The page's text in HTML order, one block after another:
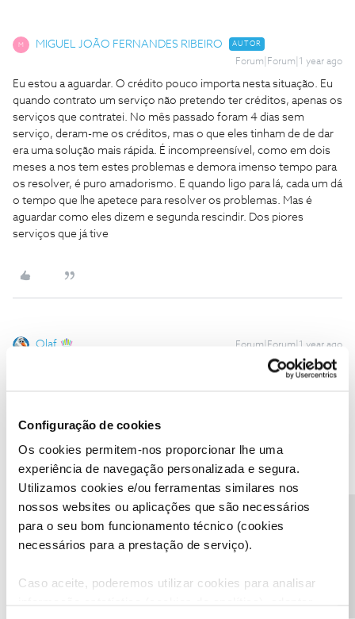
Configuração de cookies
Os cookies permitem-nos proporcionar lhe uma
experiência de navegação personalizada e segura.
Utilizamos cookies e/ou ferramentas similares nos
nossos websites ou aplicações que são necessários
para o seu bom funcionamento técnico (cookies
necessários para a prestação de serviço).
Caso aceite, poderemos utilizar cookies para analisar
M MIGUEL JOÃO FERNANDES RIBEIRO AUTOR
Forum|Forum|1 year ago
Eu estou a aguardar. O crédito pouco importa nesta situação. Eu
quando contrato um serviço não pretendo ter créditos, apenas os
serviços que contratei. No mês passado foram 4 dias sem
serviço, deram-me os créditos, mas o que eles tinham de de dar
era uma solução mais rápida. É incompreensível, como em dois
meses a nos tem estes problemas e demora imenso tempo para
os resolver, é puro amadorismo. E quando ligo para lá, cada um dá
o tempo que lhe apetece para resolver os problemas. Mas é
aguardar como eles dizem e segunda rescindir. Dos piores
serviços que já tive
Olaf Forum|Forum|1 year ago
Mas como deve compreender falhas podem acontecer, como
Mário P. Forum|Forum|1 year ago
Boa tarde, ​ @MIGUEL JOÃO FERNANDES RIBEIRO
tratando-se de problemas gerais na localidade.